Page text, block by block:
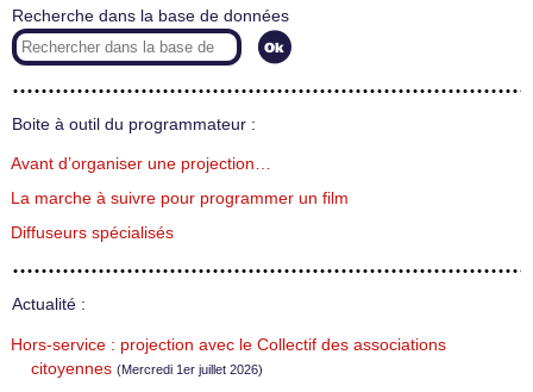
Recherche dans la base de données
Boite à outil du programmateur :
Avant d’organiser une projection…
La marche à suivre pour programmer un film
Diffuseurs spécialisés
Actualité :
Hors-service : projection avec le Collectif des associations
citoyennes (Mercredi 1er juillet 2026)